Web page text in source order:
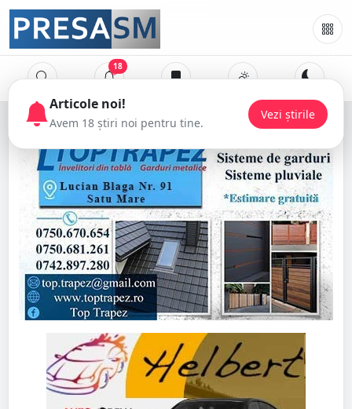
18
Articole noi!
Avem 18 știri noi pentru tine.
Vezi știrile